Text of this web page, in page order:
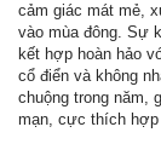
cảm giác mát mẻ,
vào mùa đông. Sự
kết hợp hoàn hảo
cổ điển và không
chuộng trong năm,
mạn, cực thích